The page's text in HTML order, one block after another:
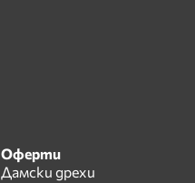
Оферти
Дамски дрехи